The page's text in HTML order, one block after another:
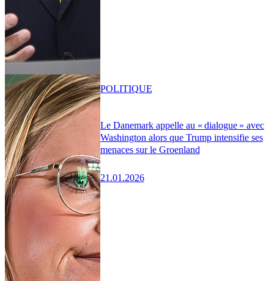
Le Danemark appelle au « dialogue » avec
Washington alors que Trump intensifie ses
menaces sur le Groenland
21.01.2026
POLITIQUE